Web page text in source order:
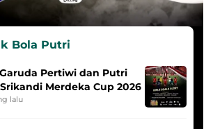
Bola Putri
Pertiwi dan Putri
Merdeka Cup 2026
lalu